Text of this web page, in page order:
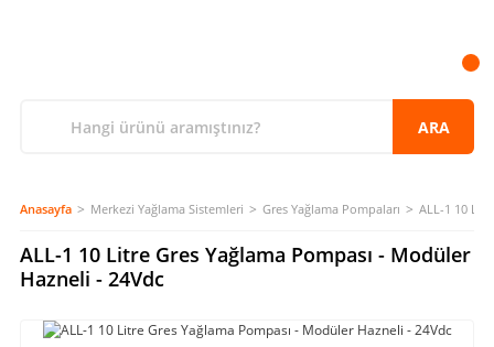
ARA
Anasayfa Merkezi Yağlama Sistemleri Gres Yağlama Pompaları ALL-1 10
ALL-1 10 Litre Gres Yağlama Pompası - Modüler
Hazneli - 24Vdc